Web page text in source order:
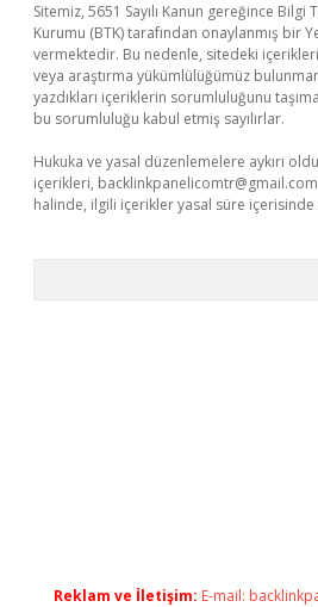
Sitemiz, 5651 Sayılı Kanun gereğince
Kurumu (BTK) tarafından onaylanmış bir
vermektedir. Bu nedenle, sitedeki
veya araştırma yükümlülüğümüz
yazdıkları içeriklerin sorumluluğunu
bu sorumluluğu kabul etmiş sayılırlar.
Hukuka ve yasal düzenlemelere aykırı
içerikleri, backlinkpanelicomtr@gmail.com
halinde, ilgili içerikler yasal süre içerisinde
Reklam ve İletişim: E-mail: